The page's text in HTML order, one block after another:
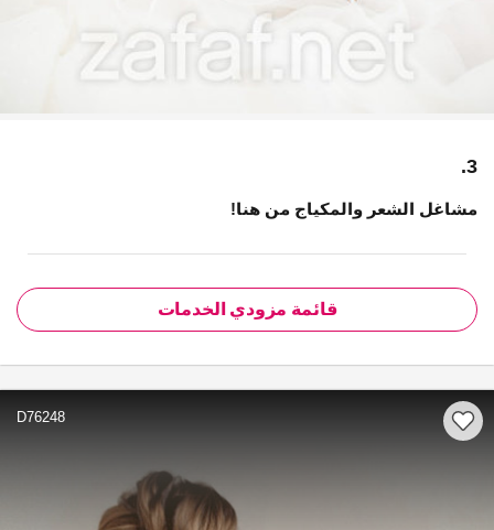
3.
مشاغل الشعر والمكياج من هنا!
قائمة مزودي الخدمات
D76248